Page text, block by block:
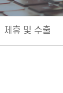
제휴 및 수출